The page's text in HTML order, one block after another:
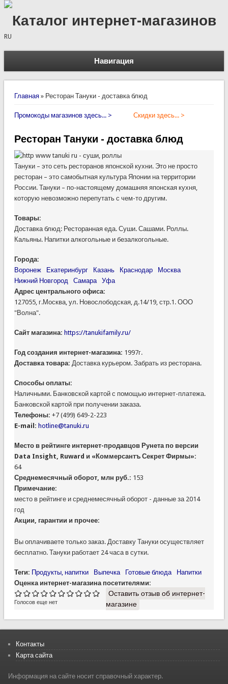
Каталог интернет-магазинов
RU
Навигация
Вы здесь
Главная » Ресторан Тануки - доставка блюд
Промокоды магазинов здесь... > Скидки здесь... >
Ресторан Тануки - доставка блюд
Тануки – это сеть ресторанов японской кухни. Это не просто
ресторан – это самобытная культура Японии на территории
России. Тануки – по-настоящему домашняя японская кухня,
которую невозможно перепутать с чем-то другим.
Товары:
Доставка блюд: Ресторанная еда. Суши. Сашами. Роллы.
Кальяны. Напитки алкогольные и безалкогольные.
Города:
Воронеж
Екатеринбург Казань Краснодар
Москва
Нижний Новгород
Самара
Уфа
Адрес центрального офиса:
127055, г.Москва, ул. Новослободская, д.14/19, стр.1. ООО
"Волна".
Сайт магазина: https://tanukifamily.ru/
Год создания интернет-магазина: 1997г.
Доставка товара: Доставка курьером. Забрать из ресторана.
Способы оплаты:
Наличными. Банковской картой с помощью интернет-платежа.
Банковской картой при получении заказа.
Телефоны: +7 (499) 649-2-223
E-mail: hotline@tanuki.ru
Место в рейтинге интернет-продавцов Рунета по версии
Data Insight, Ruward и «Коммерсантъ Секрет Фирмы»:
64
Среднемесячный оборот, млн руб.: 153
Примечание:
место в рейтинге и среднемесячный оборот - данные за 2014
год
Акции, гарантии и прочее:
Вы оплачиваете только заказ. Доставку Тануки осуществляет
бесплатно. Тануки работает 24 часа в сутки.
Теги: Продукты, напитки Выпечка Готовые блюда
Напитки
Оценка интернет-магазина посетителями:
Голосов еще нет
Оставить отзыв об интернет-
магазине
Контакты
Карта сайта
Информация на сайте носит справочный характер.